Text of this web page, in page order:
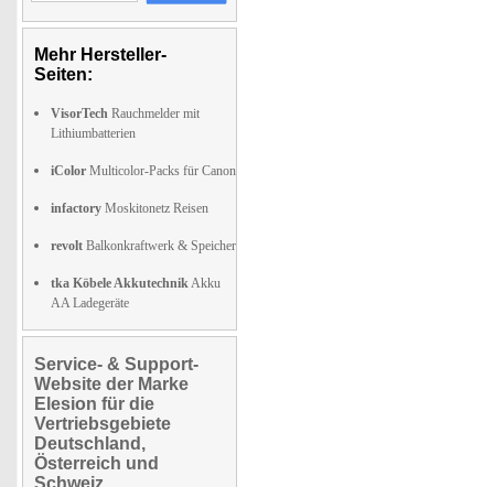
Mehr Hersteller-
Seiten:
VisorTech Rauchmelder mit
Lithiumbatterien
iColor Multicolor-Packs für Canon
infactory Moskitonetz Reisen
revolt Balkonkraftwerk & Speicher
tka Köbele AkkutechnikAkku
AA Ladegeräte
Service- & Support-
Website der Marke
Elesion für die
Vertriebsgebiete
Deutschland,
Österreich und
Schweiz